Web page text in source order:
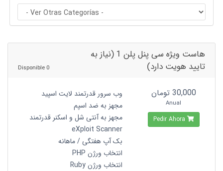
هاست ویژه سی پنل پلن 1 (نیاز به
تایید هویت دارد)
0 Disponible
وب سرور قدرتمند لایت اسپید
مجهز به ضد اسپم
مجهز به آنتی شل و اسکنر قدرتمند
eXploit Scanner
بک آپ هفتگی / ماهانه
انتخاب ورژن PHP
انتخاب ورژن Ruby
30,000 تومان
Anual